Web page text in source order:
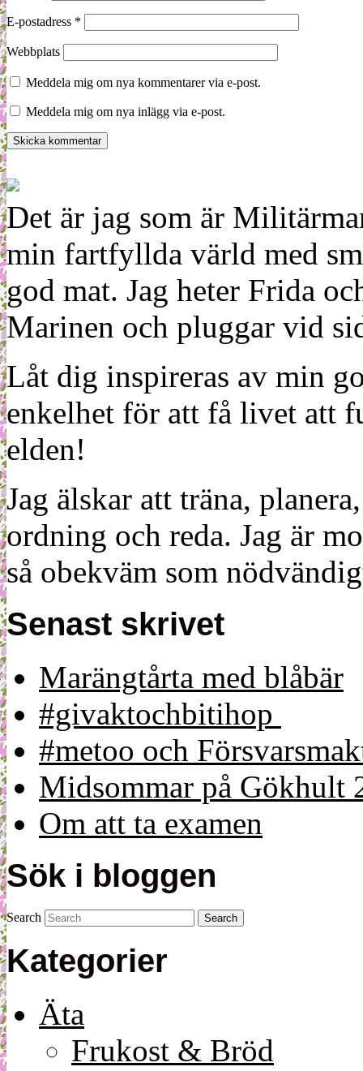
E-postadress *
Webbplats
Meddela mig om nya kommentarer via e-post.
Meddela mig om nya inlägg via e-post.
Det är jag som är
min fartfyllda värld med
god mat. Jag heter Frida
Marinen och pluggar vid
Låt dig inspireras av min
enkelhet för att få livet att
elden!
Jag älskar att träna,
ordning och reda. Jag är
så obekväm som
Senast skrivet
Marängtårta med blåbär
#givaktochbitihop
#metoo och
Midsommar på Gökhult
Om att ta examen
Sök i bloggen
Search
Kategorier
Äta
Frukost & Bröd